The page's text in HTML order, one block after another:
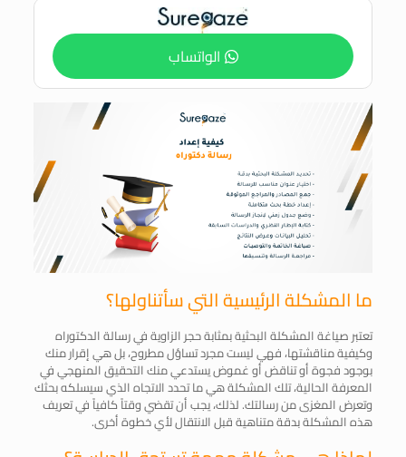
الواتساب
ما المشكلة الرئيسية التي سأتناولها؟
تعتبر صياغة المشكلة البحثية بمثابة حجر الزاوية في رسالة الدكتوراه
وكيفية مناقشتها، فهي ليست مجرد تساؤل مطروح، بل هي إقرار منك
بوجود فجوة أو تناقض أو غموض يستدعي منك التحقيق المنهجي في
المعرفة الحالية، تلك المشكلة هي ما تحدد الاتجاه الذي سيسلكه بحثك
وتعرض المغزى من رسالتك. لذلك، يجب أن تقضي وقتاً كافياً في تعريف
هذه المشكلة بدقة متناهية قبل الانتقال لأي خطوة أخرى.